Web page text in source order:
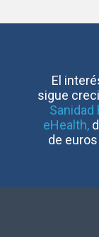
El
sigue
Sanidad
eHealth,
de